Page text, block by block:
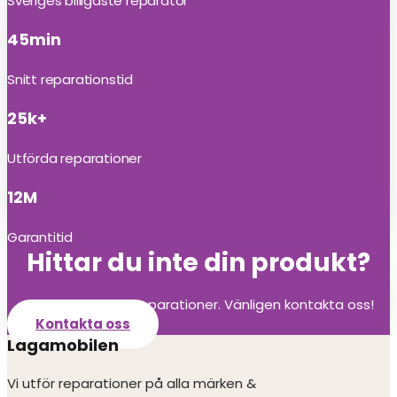
45min
Snitt reparationstid
25k+
Utförda reparationer
12M
Garantitid
Hittar du inte din produkt?
Vi utför alla olika reparationer. Vänligen kontakta oss!
Kontakta oss
Lagamobilen
Vi utför reparationer på alla märken &